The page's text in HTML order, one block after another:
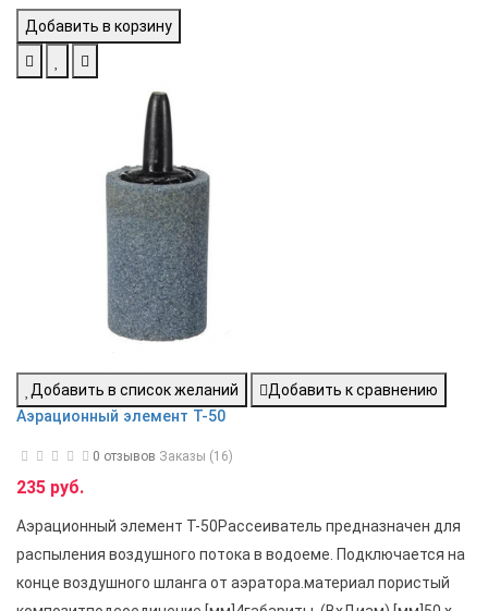
Добавить в корзину
Добавить в список желаний
Добавить к сравнению
Аэрационный элемент T-50
0 отзывов Заказы (16)
235 руб.
Аэрационный элемент T-50Рассеиватель предназначен для
распыления воздушного потока в водоеме. Подключается на
конце воздушного шланга от аэратора.материал пористый